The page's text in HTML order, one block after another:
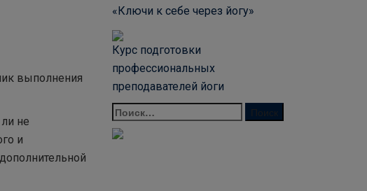
выполнения
не
и
«Ключи к себе через йогу»
Курс подготовки
профессиональных
преподавателей йоги